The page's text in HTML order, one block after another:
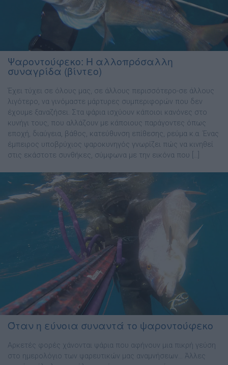
Ψαροντούφεκο: Η αλλοπρόσαλλη
συναγρίδα (βίντεο)
Έχει τύχει σε όλους μας, σε άλλους περισσότερο-σε άλλους
λιγότερο, να γινόμαστε μάρτυρες συμπεριφορών που δεν
έχουμε ξαναζήσει. Στα ψάρια ισχύουν κάποιοι κανόνες στο
κυνήγι τους, που αλλάζουν με κάποιους παράγοντες όπως
εποχή, διαύγεια, βάθος, κατεύθυνση επίθεσης, ρεύμα κ.α. Ένας
έμπειρος υποβρύχιος ψαροκυνηγός γνωρίζει πώς να κινηθεί
στις εκάστοτε συνθήκες, σύμφωνα με την εικόνα που […]
Όταν η εύνοια συναντά το ψαροντούφεκο
Αρκετές φορές χάνονται ψάρια που αφήνουν μια πικρή γεύση
στο ημερολόγιο των ψαρευτικών μας αναμνήσεων… Άλλες